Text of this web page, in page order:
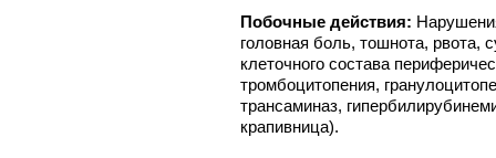
Побочные действия:
головная боль, тошнота, рвота,
клеточного состава
тромбоцитопения,
трансаминаз,
крапивница).